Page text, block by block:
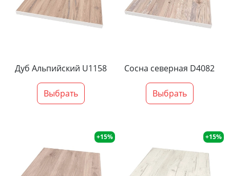
Дуб Альпийский U1158
Выбрать
Сосна северная D4082
Выбрать
+15% +15%